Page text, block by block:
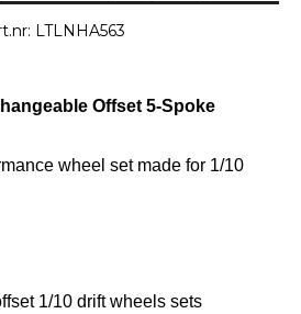
LTLNHA563
Offset 5-Spoke
wheel set made for 1/10
1/10 drift wheels sets